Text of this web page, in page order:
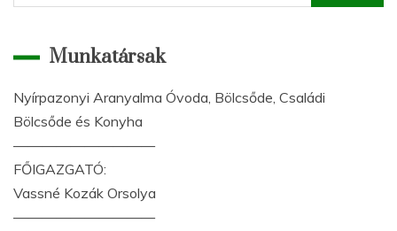
Munkatársak
Nyírpazonyi Aranyalma Óvoda, Bölcsőde, Családi
Bölcsőde és Konyha
——————————
FŐIGAZGATÓ:
Vassné Kozák Orsolya
——————————